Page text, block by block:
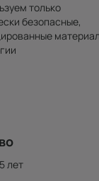
только
безопасные,
лет